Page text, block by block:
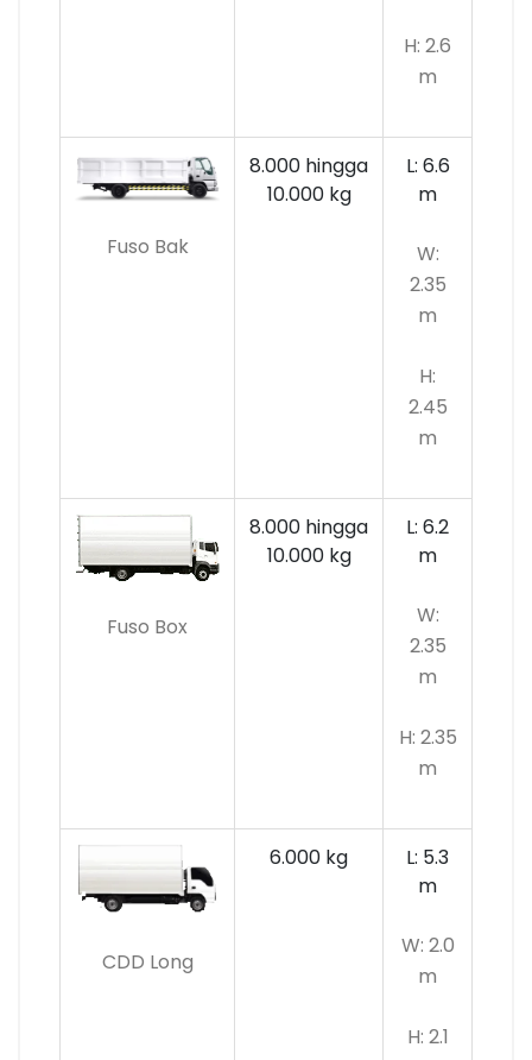
H: 2.6
m
Fuso Bak
8.000 hingga
10.000kg
L: 6.6
m
W:
2.35
m
H:
2.45
m
Fuso Box
8.000 hingga
10.000 kg
L: 6.2
m
W:
2.35
m
H: 2.35
m
CDD Long
6.000 kg
L: 5.3
m
W: 2.0
m
H: 2.1